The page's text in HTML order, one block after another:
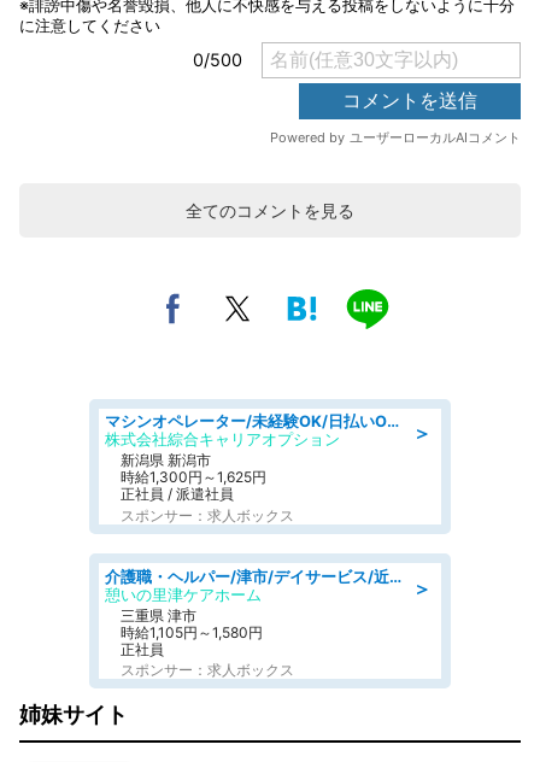
全てのコメントを見る
＞
マシンオペレーター/未経験OK/日払いOK/寮費無料/交替制/20・30・40代活躍中
株式会社綜合キャリアオプション
新潟県 新潟市
時給1,300円～1,625円
正社員 / 派遣社員
スポンサー：求人ボックス
＞
介護職・ヘルパー/津市/デイサービス/近鉄名古屋線 高田本山/三重県
憩いの里津ケアホーム
三重県 津市
時給1,105円～1,580円
正社員
スポンサー：求人ボックス
姉妹サイト